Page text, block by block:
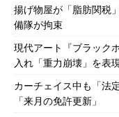
揚げ物屋が「脂肪関税
備隊が拘束
現代アート『ブラック
入れ「重力崩壊」を表
カーチェイス中も「法
「来月の免許更新」